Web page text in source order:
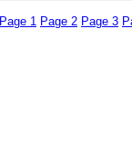
Page 1 Page 2 Page 3